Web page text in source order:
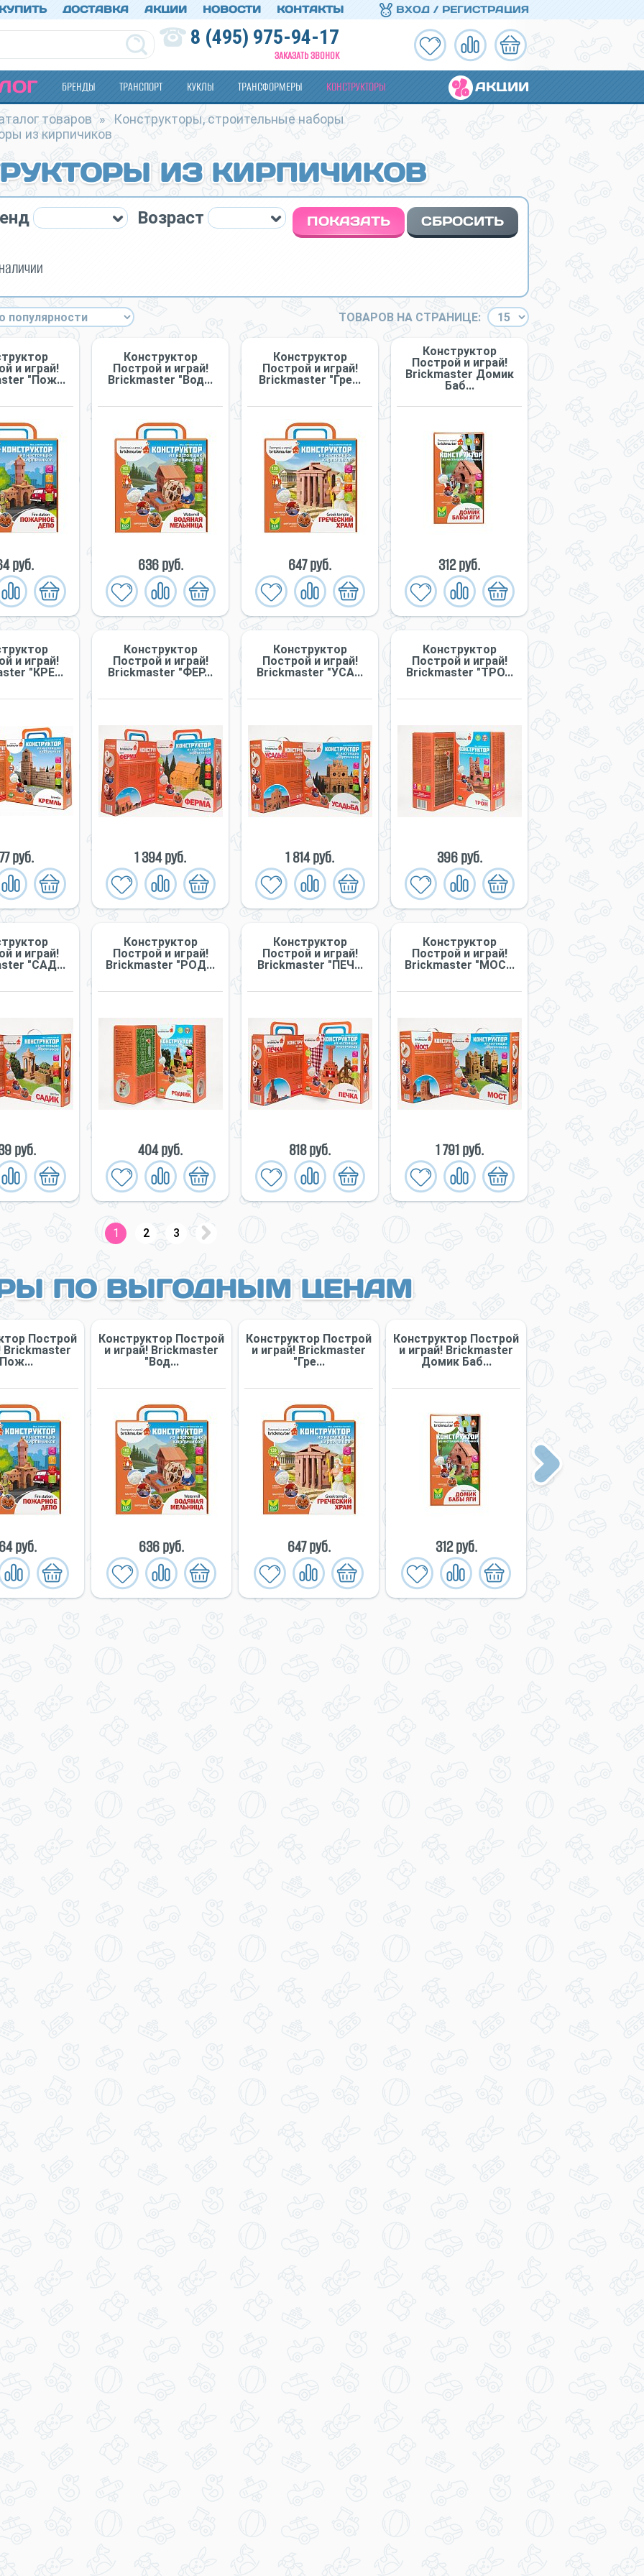
ДОСТАВКА АКЦИИ НОВОСТИ КОНТАКТЫ ВХОД / РЕГИСТРАЦИЯ
8 (495) 975-94-17
ЗАКАЗАТЬ ЗВОНОК
БРЕНДЫ ТРАНСПОРТ КУКЛЫ ТРАНСФОРМЕРЫ КОНСТРУКТОРЫ АКЦИИ
товаров » Конструкторы, строительные наборы
из кирпичиков
ИЗ КИРПИЧИКОВ
Возраст
ТОВАРОВ НА СТРАНИЦЕ:
и играй!
"Пож...
руб.
Конструктор
Построй и играй!
Briсkmaster "Вод...
636 руб.
Конструктор
Построй и играй!
Briсkmaster "Гре...
647 руб.
Конструктор
Построй и играй!
Briсkmaster Домик
Баб...
312 руб.
и играй!
"КРЕ...
руб.
Конструктор
Построй и играй!
Briсkmaster "ФЕР...
1 394 руб.
Конструктор
Построй и играй!
Briсkmaster "УСА...
1 814 руб.
Конструктор
Построй и играй!
Briсkmaster "ТРО...
396 руб.
и играй!
"САД...
руб.
Конструктор
Построй и играй!
Briсkmaster "РОД...
404 руб.
Конструктор
Построй и играй!
Briсkmaster "ПЕЧ...
818 руб.
Конструктор
Построй и играй!
Briсkmaster "МОС...
1 791 руб.
1 2 3
ПО ВЫГОДНЫМ ЦЕНАМ
Построй
Briсkmaster
руб.
Конструктор Построй
и играй! Briсkmaster
"Вод...
636 руб.
Конструктор Построй
и играй! Briсkmaster
"Гре...
647 руб.
Конструктор Построй
и играй! Briсkmaster
Домик Баб...
312 руб.
Next